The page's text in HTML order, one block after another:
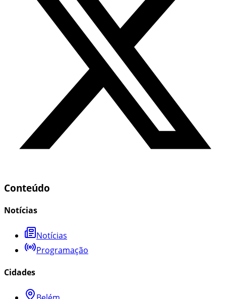
Conteúdo
Notícias
Notícias
Programação
Cidades